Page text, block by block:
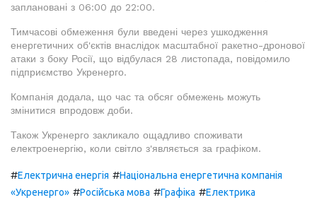
заплановані з 06:00 до 22:00.
Тимчасові обмеження були введені через ушкодження
енергетичних об'єктів внаслідок масштабної ракетно-дронової
атаки з боку Росії, що відбулася 28 листопада, повідомило
підприємство Укренерго.
Компанія додала, що час та обсяг обмежень можуть
змінитися впродовж доби.
Також Укренерго закликало ощадливо споживати
електроенергію, коли світло з'являється за графіком.
#Електрична енергія #Національна енергетична компанія
«Укренерго» #Російська мова #Графіка #Електрика